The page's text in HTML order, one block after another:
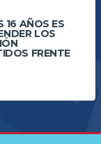
16 AÑOS ES
LOS
FRENTE